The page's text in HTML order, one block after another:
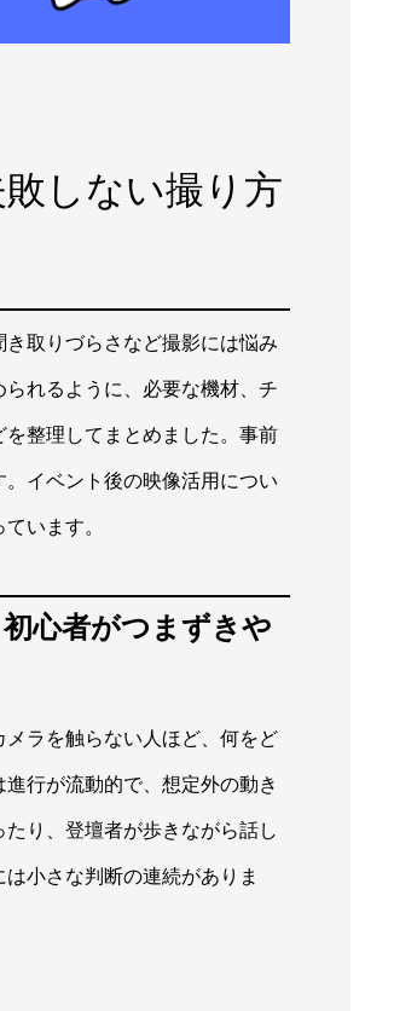
しない撮り方
取りづらさなど撮影には悩み
れるように、必要な機材、チ
整理してまとめました。事前
イベント後の映像活用につい
います。
心者がつまずきや
ラを触らない人ほど、何をど
行が流動的で、想定外の動き
り、登壇者が歩きながら話し
小さな判断の連続がありま